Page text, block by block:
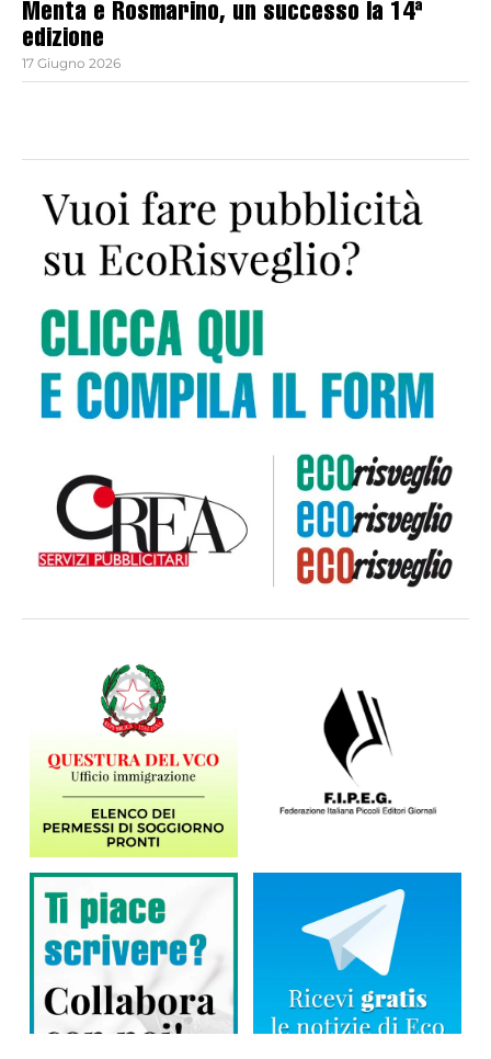
Menta e Rosmarino, un successo la 14ª
edizione
17 Giugno 2026